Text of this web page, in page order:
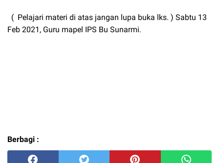
( Pelajari materi di atas jangan lupa buka lks. ) Sabtu 13
Feb 2021, Guru mapel IPS Bu Sunarmi.
Berbagi :